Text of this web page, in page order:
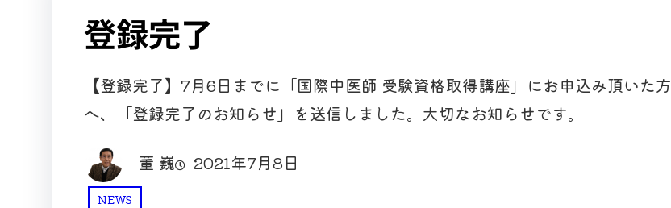
登録完了
【登録完了】7月6日までに「国際中医師 受験資格取得講座」にお申込み頂いた方
へ、「登録完了のお知らせ」を送信しました。大切なお知らせです。
董 巍 2021年7月8日
NEWS